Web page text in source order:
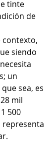
tinte
de
contexto,
siendo
un
sea, es
mil
500
representa